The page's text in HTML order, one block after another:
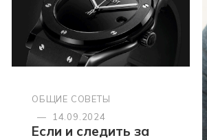
ОБЩИЕ СОВЕТЫ
—
14.09.2024
Если и следить за